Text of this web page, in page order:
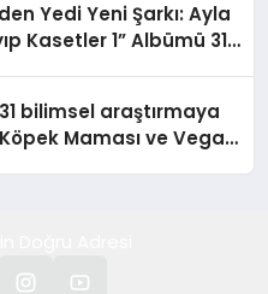
Yedi Yeni Şarkı: Ayla
Kasetler 1” Albümü 31
bilimsel araştırmaya
Maması ve Vegan